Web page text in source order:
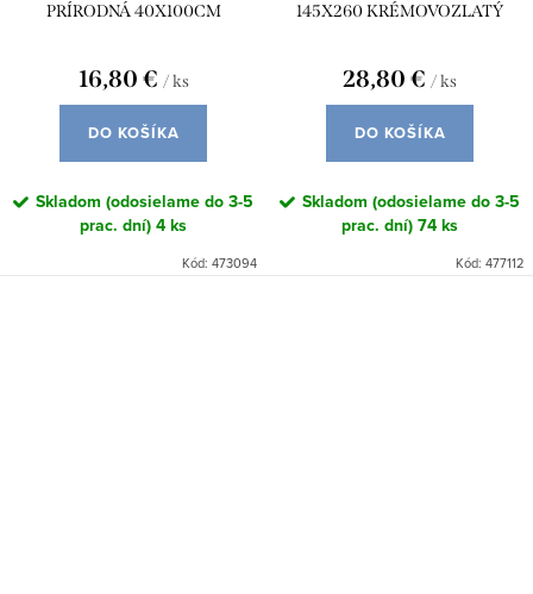
PRÍRODNÁ 40X100CM
16,80 € / ks
DO KOŠÍKA
Skladom (odosielame do 3-5
prac. dní)4 ks
Kód: 473094
145X260 KRÉMOVOZLATÝ
28,80 € / ks
DO KOŠÍKA
Skladom (odosielame do 3-5
prac. dní)74 ks
Kód: 477112